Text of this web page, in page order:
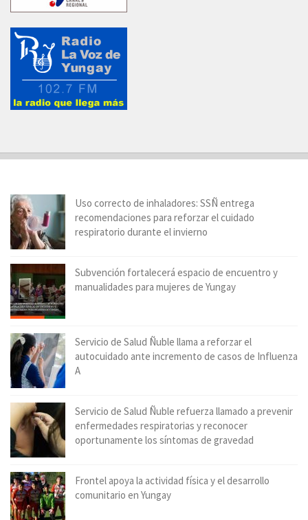
Uso correcto de inhaladores: SSÑ entrega
recomendaciones para reforzar el cuidado
respiratorio durante el invierno
Subvención fortalecerá espacio de encuentro y
manualidades para mujeres de Yungay
Servicio de Salud Ñuble llama a reforzar el
autocuidado ante incremento de casos de Influenza
A
Servicio de Salud Ñuble refuerza llamado a prevenir
enfermedades respiratorias y reconocer
oportunamente los síntomas de gravedad
Frontel apoya la actividad física y el desarrollo
comunitario en Yungay